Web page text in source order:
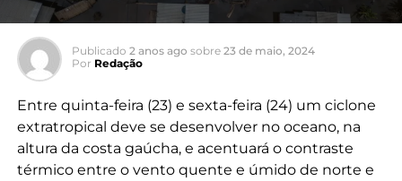
Publicado 2 anos ago sobre 23 de maio, 2024
Por Redação
Entre quinta-feira (23) e sexta-feira (24) um ciclone
extratropical deve se desenvolver no oceano, na
altura da costa gaúcha, e acentuará o contraste
térmico entre o vento quente e úmido de norte e